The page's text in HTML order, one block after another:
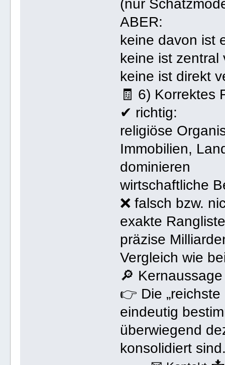
(nur
ABER:
keine davon ist
keine ist zentral
keine ist direkt
🧾 6) Korrektes
✔ richtig:
religiöse
Immobilien,
dominieren
wirtschaftliche
❌ falsch bzw.
exakte
präzise
Vergleich wie
🔎
👉 Die
eindeutig
überwiegend
konsolidiert